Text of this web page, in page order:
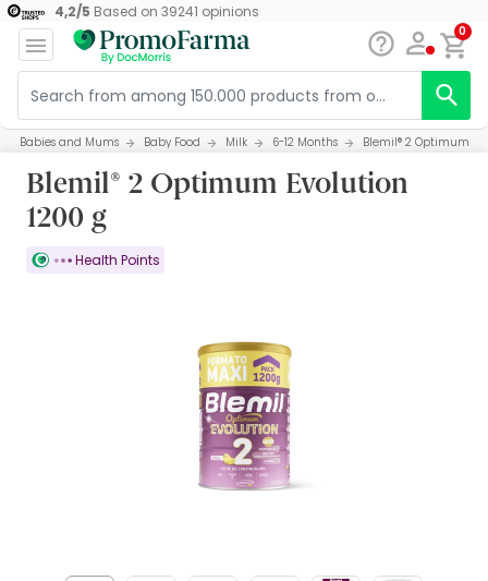
4,2/5 Based on 39241 opinions
0
Babies and Mums Baby Food Milk 6-12 Months Blemil® 2 Optimum
Blemil® 2 Optimum Evolution
1200 g
Health Points